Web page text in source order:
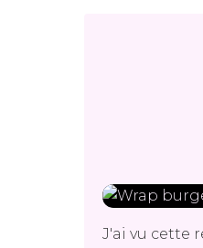
J'ai vu cette